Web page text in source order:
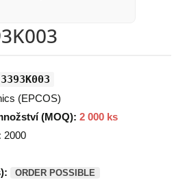
(EPCOS)
(MOQ): 2 000 ks
2000
ORDER POSSIBLE